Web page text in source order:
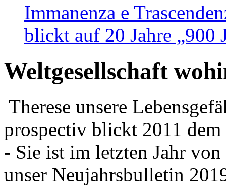
Immanenza e
blickt auf 20 Jahre „900
Weltgesellschaft
Therese unsere
prospectiv blickt 2011
- Sie ist im letzten Jahr
unser Neujahrsbulletin